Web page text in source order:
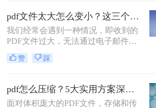
统响应、导致电子邮件附件发送失败
或严重影响网络传输与下载效率。因
此，掌握高效、可靠的pdf压缩技术，
对于提升个人与团队的工作效率至关
重要。那么如何压缩pdf文件大小呢？
本文将深入探讨多种主流且高效的
件到命令行技术与预处理技巧，为您
提供一个全面、详尽的解决方案库。
pdf文件太大怎么变小？这三个方法都可以缩小！
我们经常会遇到一种情况，即收到的
PDF文件过大，无法通过电子邮件或
其他方式进行传输。那么，pdf文件太
大怎么变小呢？在本文中，我们将向
压缩PDF文件并减小文件大小。
赞 踩
pdf怎么压缩？5大实用方案深度解析！
面对体积庞大的PDF文件，存储和传